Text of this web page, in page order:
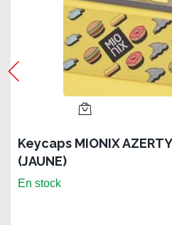
Keycaps MIONIX
(JAUNE)
En stock